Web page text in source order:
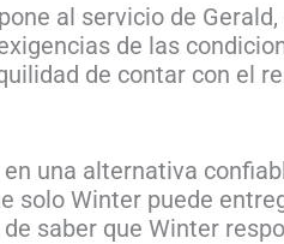
al servicio de
de las
de contar con el
una alternativa
solo Winter puede
saber que Winter